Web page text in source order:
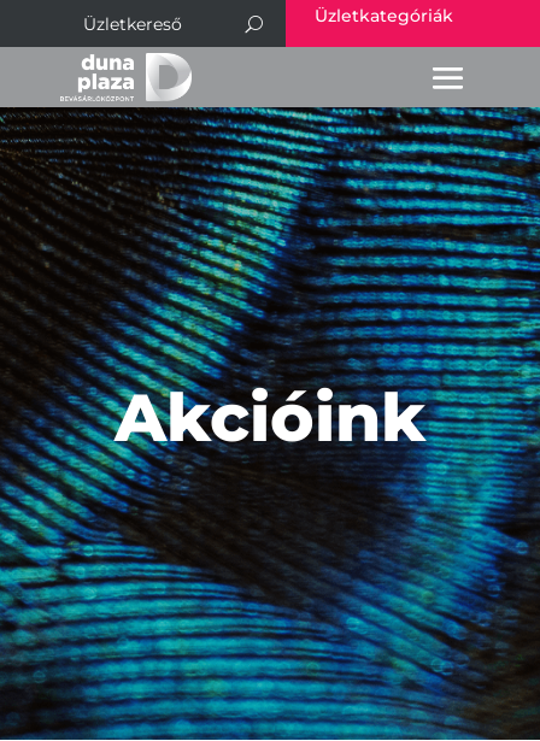
Üzletkategóriák
Akcióink